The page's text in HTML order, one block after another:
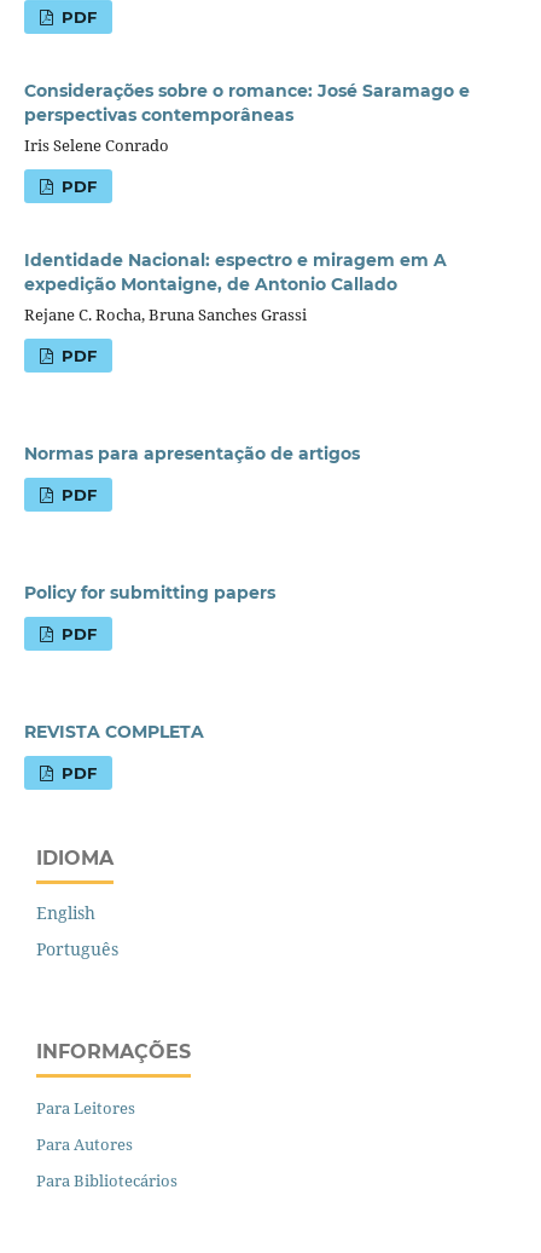
PDF
Considerações sobre o romance: José Saramago e
perspectivas contemporâneas
Iris Selene Conrado
PDF
Identidade Nacional: espectro e miragem em A
expedição Montaigne, de Antonio Callado
Rejane C. Rocha, Bruna Sanches Grassi
PDF
Normas para apresentação de artigos
PDF
Policy for submitting papers
PDF
REVISTA COMPLETA
PDF
IDIOMA
English
Português
INFORMAÇÕES
Para Leitores
Para Autores
Para Bibliotecários